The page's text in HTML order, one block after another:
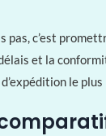
pas, c’est
et la
le